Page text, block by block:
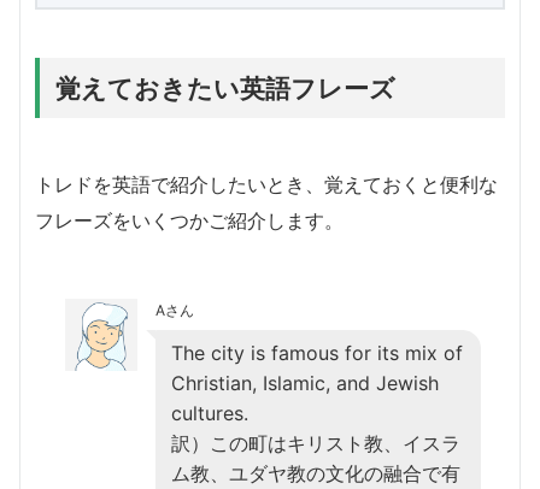
覚えておきたい英語フレーズ
トレドを英語で紹介したいとき、覚えておくと便利な
フレーズをいくつかご紹介します。
Aさん
The city is famous for its mix of
Christian, Islamic, and Jewish
cultures.
訳）この町はキリスト教、イスラ
ム教、ユダヤ教の文化の融合で有